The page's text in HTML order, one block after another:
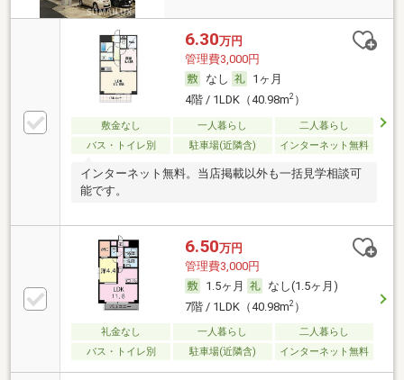
6.30万円
管理費3,000円
なし
1ヶ月
4階 / 1LDK（40.98m2）
敷金なし 一人暮らし
二人暮らし
バス・トイレ別
駐車場(近隣含) インターネット無料
インターネット無料。当店掲載以外も一括見学相談可
能です。
6.50万円
管理費3,000円
1.5ヶ月
なし(1.5ヶ月)
7階 / 1LDK（40.98m2）
礼金なし 一人暮らし
二人暮らし
バス・トイレ別
駐車場(近隣含) インターネット無料